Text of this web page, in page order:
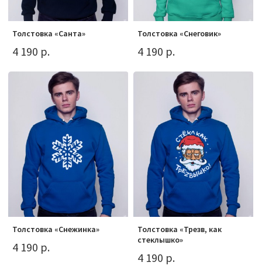
Толстовка «Санта»
4 190 р.
Толстовка «Снеговик»
4 190 р.
Толстовка «Снежинка»
4 190 р.
Толстовка «Трезв, как
стеклышко»
4 190 р.